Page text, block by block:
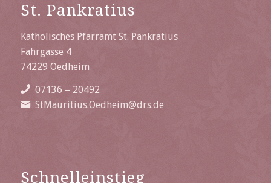
St. Pankratius
Katholisches Pfarramt St. Pankratius
Fahrgasse 4
74229 Oedheim
07136 – 20492
StMauritius.Oedheim@drs.de
Schnelleinstieg